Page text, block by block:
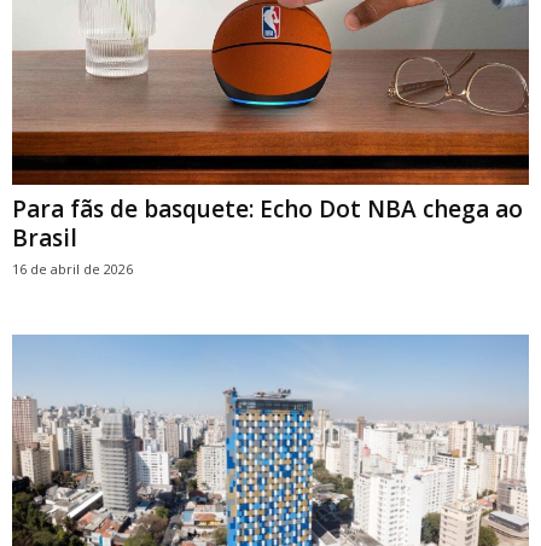
Para fãs de basquete: Echo Dot NBA chega ao
Brasil
16 de abril de 2026